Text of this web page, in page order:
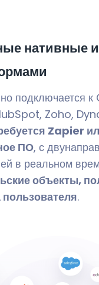
нативные
подключается к
Zoho,
Zapier
ПО, с
в реальном
объекты,
.